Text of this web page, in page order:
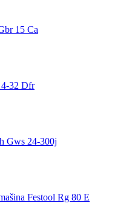
15 Ca
4-32 Dfr
Gws 24-300j
Festool Rg 80 E